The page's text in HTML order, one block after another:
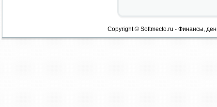
Copyright © Softmecto.ru - Финансы,